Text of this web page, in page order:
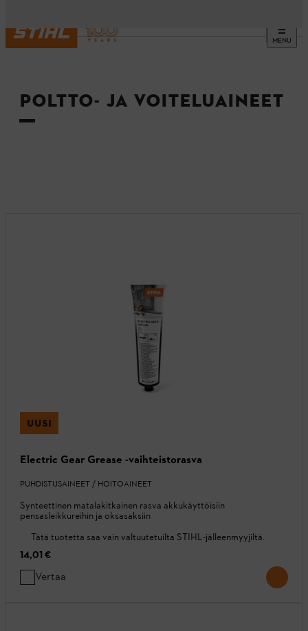
MENU
Etusivu
POLTTO- JA VOITELUAINEET
UUSI
Electric Gear Grease -vaihteistorasva
PUHDISTUSAINEET / HOITOAINEET
Synteettinen matalakitkainen rasva akkukäyttöisiin
pensasleikkureihin ja oksasaksiin
Tätä tuotetta saa vain valtuutetuilta STIHL-jälleenmyyjiltä.
14,01 €
Vertaa